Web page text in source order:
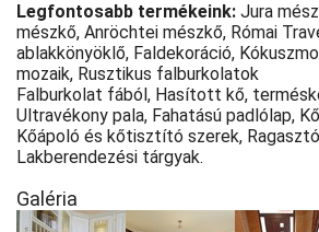
Legfontosabb termékeink: Jura
mészkő, Anröchtei mészkő, Római
ablakkönyöklő, Faldekoráció,
mozaik, Rusztikus falburkolatok
Falburkolat fából, Hasított kő,
Ultravékony pala, Fahatású padlólap,
Kőápoló és kőtisztító szerek,
Lakberendezési tárgyak.
Galéria